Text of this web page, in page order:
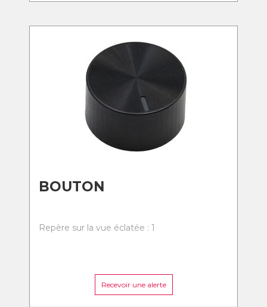
BOUTON
Repère sur la vue éclatée : 1
Recevoir une alerte